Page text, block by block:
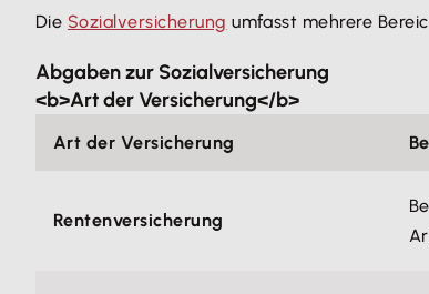
Die Sozialversicherung umfasst mehrere
Abgaben zur Sozialversicherung
<b>Art der Versicherung</b>
Art der Versicherung
Rentenversicherung